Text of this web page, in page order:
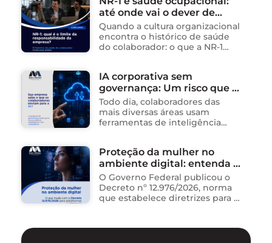
Sistema Integrado de
Segurança da Informação
(SISInfo), estabelecendo …
até onde vai o dever de
cuidado da empresa?
Quando a cultura organizacional
encontra o histórico de saúde
do colaborador: o que a NR-1
um dos ambientes mais
propícios para …
IA corporativa sem
governança: Um risco que já
está acontecendo
Todo dia, colaboradores das
mais diversas áreas usam
ferramentas de inteligência
dados, redigem e-mails, geram
relatórios. O problema não está
na ferramenta. Está …
Proteção da mulher no
ambiente digital: entenda o
novo Decreto nº 12.976/2026
O Governo Federal publicou o
Decreto nº 12.976/2026, norma
que estabelece diretrizes para a
enfrentamento da violência